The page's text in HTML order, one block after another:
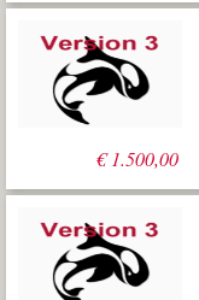
€1.500,00